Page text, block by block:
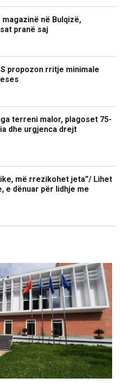
në Bulqizë,
pranë saj
propozon rritje minimale
terreni malor, plagoset 75-
dhe urgjenca drejt
më rrezikohet jeta”/ Lihet
e dënuar për lidhje me